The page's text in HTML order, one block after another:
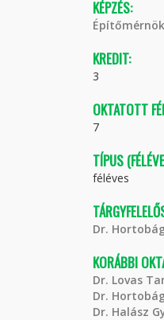
KÉPZÉS:
KREDIT:
3
OKTATOTT
7
TÍPUS
féléves
Dr.
KORÁBBI
Dr. Lovas
Dr.
Dr. Halász